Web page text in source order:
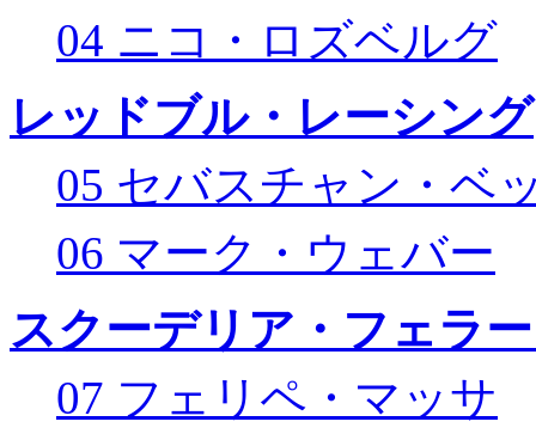
04 ニコ・ロズベルグ
レッドブル・レーシング
05 セバスチャン・ベ
06 マーク・ウェバー
スクーデリア・フェラ
07 フェリペ・マッサ